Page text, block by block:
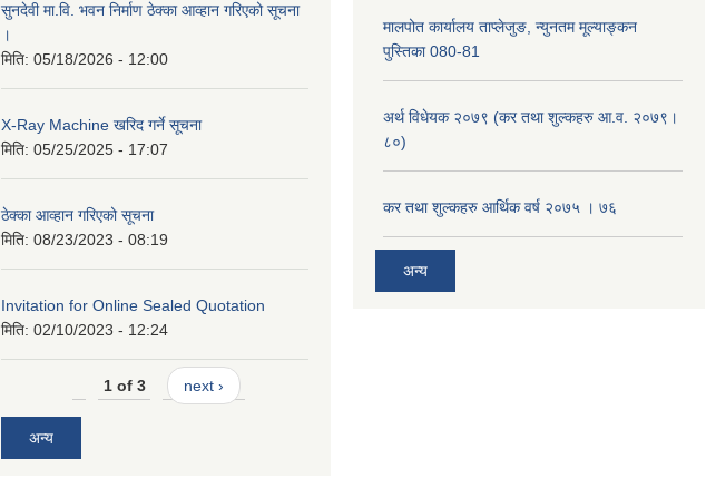
सुनदेवी मा.वि. भवन निर्माण ठेक्का आव्हान गरिएको सूचना
।
मिति: 05/18/2026 - 12:00
X-Ray Machine खरिद गर्ने सूचना
मिति: 05/25/2025 - 17:07
ठेक्का आव्हान गरिएको सूचना
मिति: 08/23/2023 - 08:19
Invitation for Online Sealed Quotation
मिति: 02/10/2023 - 12:24
1 of 3 next ›
अन्य
मालपोत कार्यालय ताप्लेजुङ, न्युनतम मूल्याङ्कन
पुस्तिका 080-81
अर्थ विधेयक २०७९ (कर तथा शुल्कहरु आ.व. २०७९।
८०)
कर तथा शुल्कहरु आर्थिक वर्ष २०७५ । ७६
अन्य